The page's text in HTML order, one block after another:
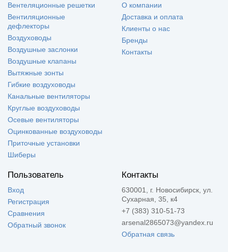
Вентеляционные решетки
Вентиляционные
дефлекторы
Воздуховоды
Воздушные заслонки
Воздушные клапаны
Вытяжные зонты
Гибкие воздуховоды
Канальные вентиляторы
Круглые воздуховоды
Осевые вентиляторы
Оцинкованные воздуховоды
Приточные установки
Шиберы
О компании
Доставка и оплата
Клиенты о нас
Бренды
Контакты
Пользователь
Вход
Регистрация
Сравнения
Обратный звонок
Контакты
630001, г. Новосибирск, ул.
Сухарная, 35, к4
+7 (383) 310-51-73
arsenal2865073@yandex.ru
Обратная связь